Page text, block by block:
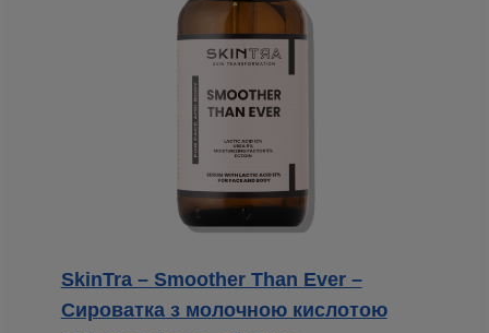
SkinTra – Smoother Than Ever –
Сироватка з молочною кислотою